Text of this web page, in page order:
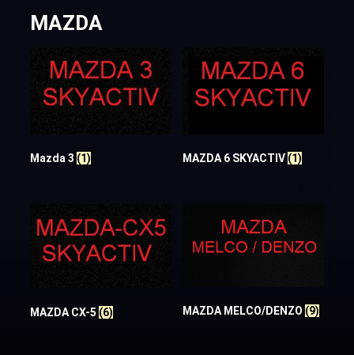
MAZDA
Mazda 3 (1) MAZDA 6 SKYACTIV (1)
MAZDA CX-5 (6) MAZDA MELCO/DENZO (9)